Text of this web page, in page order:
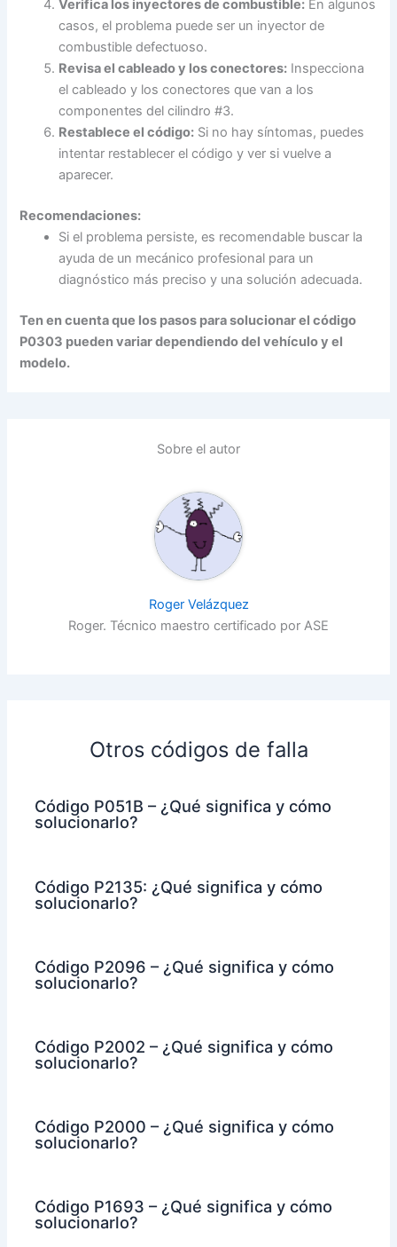
Verifica los inyectores de combustible: En algunos
casos, el problema puede ser un inyector de
combustible defectuoso.
Revisa el cableado y los conectores: Inspecciona
el cableado y los conectores que van a los
componentes del cilindro #3.
Restablece el código: Si no hay síntomas, puedes
intentar restablecer el código y ver si vuelve a
aparecer.
Recomendaciones:
Si el problema persiste, es recomendable buscar la
ayuda de un mecánico profesional para un
diagnóstico más preciso y una solución adecuada.
Ten en cuenta que los pasos para solucionar elcódigo
P0303 pueden variar dependiendo del vehículo y el
modelo.
Sobre el autor
Roger Velázquez
Roger. Técnico maestro certificado por ASE
Otros códigos de falla
Código P051B – ¿Qué significa y cómo
solucionarlo?
Código P2135: ¿Qué significa y cómo
solucionarlo?
Código P2096 – ¿Qué significa y cómo
solucionarlo?
Código P2002 – ¿Qué significa y cómo
solucionarlo?
Código P2000 – ¿Qué significa y cómo
solucionarlo?
Código P1693 – ¿Qué significa y cómo
solucionarlo?